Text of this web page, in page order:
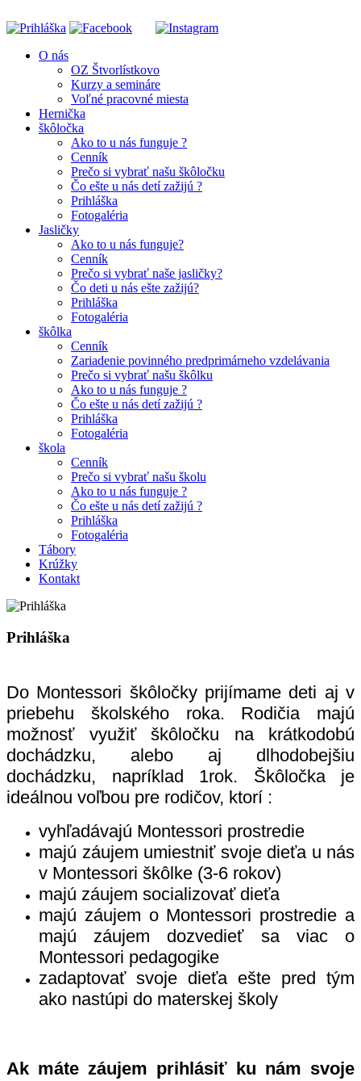
O nás
OZ Štvorlístkovo
Kurzy a semináre
Voľné pracovné miesta
Hernička
škôločka
Ako to u nás funguje ?
Cenník
Prečo si vybrať našu škôločku
Čo ešte u nás detí zažijú ?
Prihláška
Fotogaléria
Jasličky
Ako to u nás funguje?
Cenník
Prečo si vybrať naše jasličky?
Čo deti u nás ešte zažijú?
Prihláška
Fotogaléria
škôlka
Cenník
Zariadenie povinného predprimárneho vzdelávania
Prečo si vybrať našu škôlku
Ako to u nás funguje ?
Čo ešte u nás detí zažijú ?
Prihláška
Fotogaléria
škola
Cenník
Prečo si vybrať našu školu
Ako to u nás funguje ?
Čo ešte u nás detí zažijú ?
Prihláška
Fotogaléria
Tábory
Krúžky
Kontakt
Prihláška
Do Montessori škôločky prijímame deti aj v
priebehu školského roka. Rodičia majú
možnosť využiť škôločku na krátkodobú
dochádzku, alebo aj dlhodobejšiu
dochádzku, napríklad 1rok. Škôločka je
ideálnou voľbou pre rodičov, ktorí :
vyhľadávajú Montessori prostredie
majú záujem umiestniť svoje dieťa u nás
v Montessori škôlke (3-6 rokov)
majú záujem socializovať dieťa
majú záujem o Montessori prostredie a
majú záujem dozvedieť sa viac o
Montessori pedagogike
zadaptovať svoje dieťa ešte pred tým
ako nastúpi do materskej školy
Ak máte záujem prihlásiť ku nám svoje